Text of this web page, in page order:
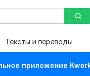
Тексты и переводы
приложение